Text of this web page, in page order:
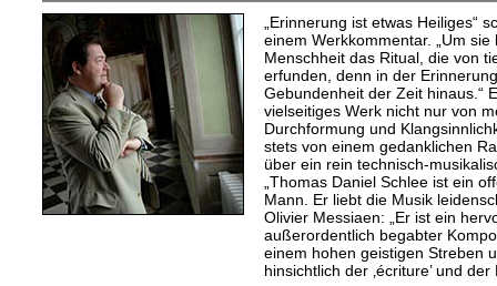
„Erinnerung ist etwas Heiliges“
einem Werkkommentar. „Um
Menschheit das Ritual, die von
erfunden, denn in der
Gebundenheit der Zeit hinaus.“
vielseitiges Werk nicht nur von
Durchformung und
stets von einem gedanklichen
über ein rein technisch-
„Thomas Daniel Schlee ist ein
Mann. Er liebt die Musik
Olivier Messiaen: „Er ist ein
außerordentlich begabter
einem hohen geistigen Streben
hinsichtlich der ‚écriture’ und der